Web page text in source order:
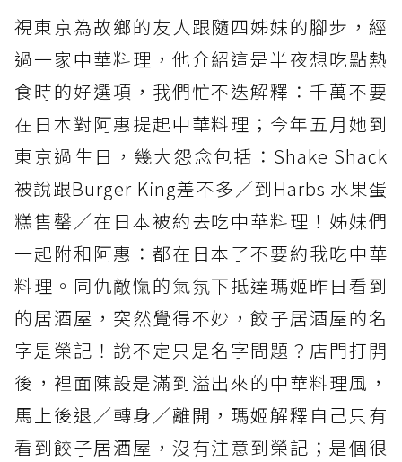
視東京為故鄉的友人跟隨四姊妹的腳步，經
過一家中華料理，他介紹這是半夜想吃點熱
食時的好選項，我們忙不迭解釋：千萬不要
在日本對阿惠提起中華料理；今年五月她到
東京過生日，幾大怨念包括：Shake Shack
被說跟Burger King差不多／到Harbs 水果蛋
糕售罄／在日本被約去吃中華料理！姊妹們
一起附和阿惠：都在日本了不要約我吃中華
料理。同仇敵愾的氣氛下抵達瑪姬昨日看到
的居酒屋，突然覺得不妙，餃子居酒屋的名
字是榮記！說不定只是名字問題？店門打開
後，裡面陳設是滿到溢出來的中華料理風，
馬上後退／轉身／離開，瑪姬解釋自己只有
看到餃子居酒屋，沒有注意到榮記；是個很